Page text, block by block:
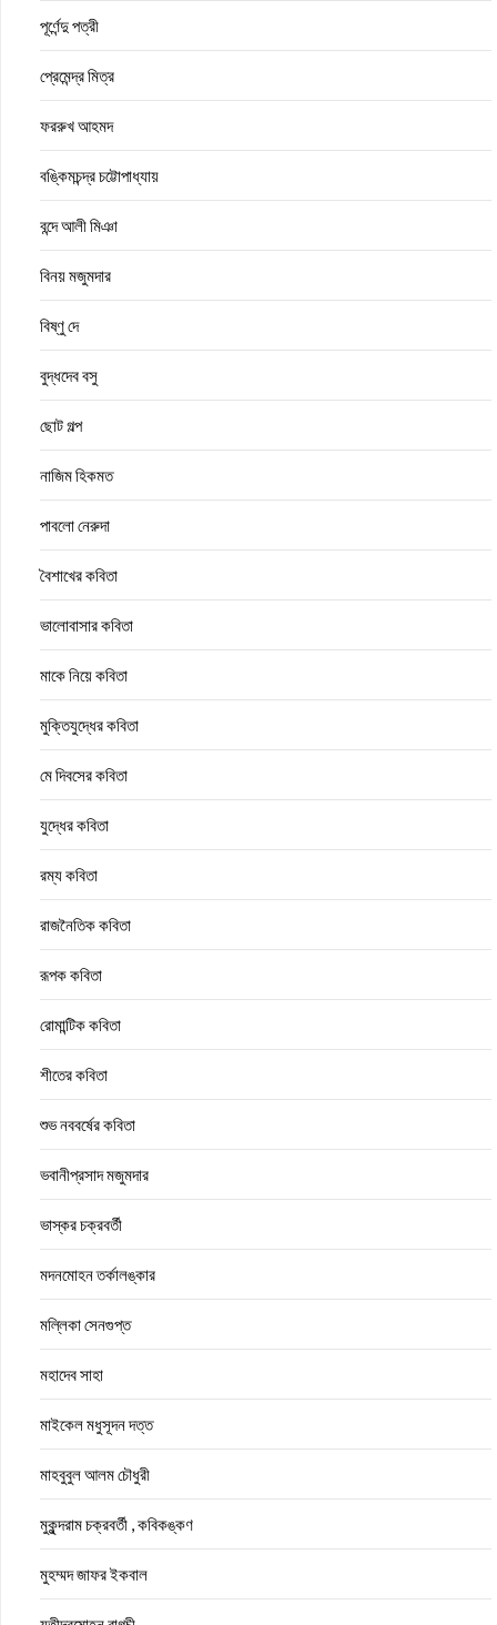
পূর্ণেন্দু পত্রী
প্রেমেন্দ্র মিত্র
ফররুখ আহমদ
বঙ্কিমচন্দ্র চট্টোপাধ্যায়
বন্দে আলী মিঞা
বিনয় মজুমদার
বিষ্ণু দে
বুদ্ধদেব বসু
ছোট গল্প
নাজিম হিকমত
পাবলো নেরুদা
বৈশাখের কবিতা
ভালোবাসার কবিতা
মাকে নিয়ে কবিতা
মুক্তিযুদ্ধের কবিতা
মে দিবসের কবিতা
যুদ্ধের কবিতা
রম্য কবিতা
রাজনৈতিক কবিতা
রূপক কবিতা
রোমান্টিক কবিতা
শীতের কবিতা
শুভ নববর্ষের কবিতা
ভবানীপ্রসাদ মজুমদার
ভাস্কর চক্রবর্তী
মদনমোহন তর্কালঙ্কার
মল্লিকা সেনগুপ্ত
মহাদেব সাহা
মাইকেল মধুসূদন দত্ত
মাহবুবুল আলম চৌধুরী
মুকুন্দরাম চক্রবর্তী , কবিকঙ্কণ
মুহম্মদ জাফর ইকবাল